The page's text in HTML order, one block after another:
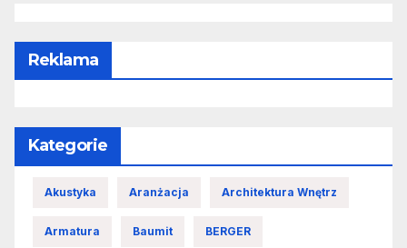
Reklama
Kategorie
Akustyka Aranżacja Architektura Wnętrz
Armatura Baumit BERGER